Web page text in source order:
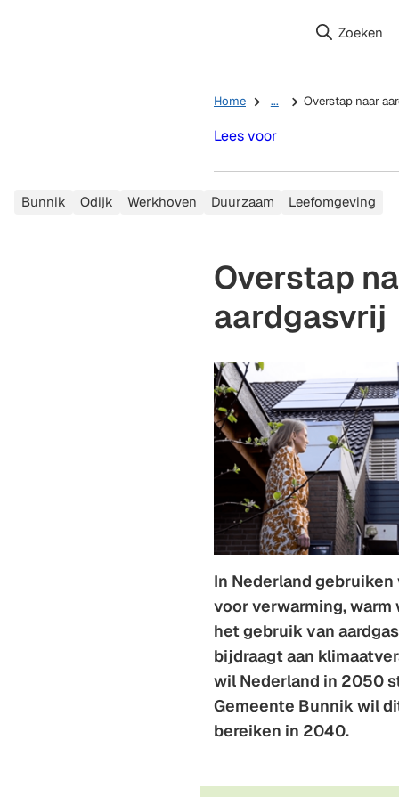
Zoeken
Home ... Overstap naar
Lees voor
Categorieën
Bunnik Odijk Werkhoven Duurzaam Leefomgeving
Overstap
aardgasvrij
In Nederland gebruiken
voor verwarming,
het gebruik van
bijdraagt aan
wil Nederland in 2050
Gemeente Bunnik wil
bereiken in 2040.